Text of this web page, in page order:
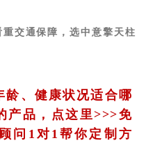
交通保障，选中意擎天柱
龄、健康状况适合哪
产品，点这里>>>免
问1对1帮你定制方